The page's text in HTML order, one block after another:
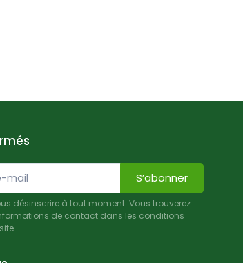
S’abonner
désinscrire à tout moment. Vous trouverez
de contact dans les conditions